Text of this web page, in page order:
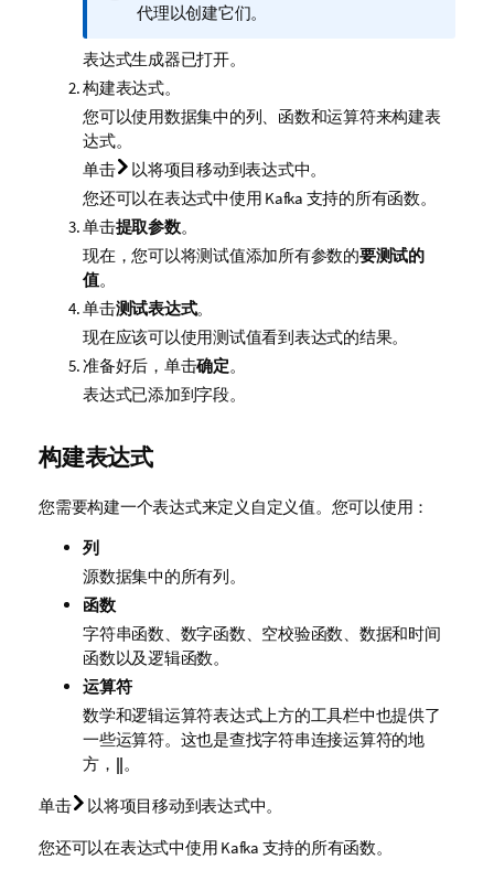
息
释
代理以创建它们。
表达式生成器已打开。
构建表达式。
您可以使用数据集中的列、函数和运算符来构建表
达式。
单击
以将项目移动到表达式中。
您还可以在表达式中使用 Kafka 支持的所有函数。
单击提取参数。
现在，您可以将测试值添加所有参数的要测试的
值。
单击测试表达式。
现在应该可以使用测试值看到表达式的结果。
准备好后，单击确定。
表达式已添加到字段。
构建表达式
您需要构建一个表达式来定义自定义值。您可以使用：
列
源数据集中的所有列。
函数
字符串函数、数字函数、空校验函数、数据和时间
函数以及逻辑函数。
运算符
数学和逻辑运算符表达式上方的工具栏中也提供了
一些运算符。这也是查找字符串连接运算符的地
方， ||。
单击
以将项目移动到表达式中。
您还可以在表达式中使用 Kafka 支持的所有函数。